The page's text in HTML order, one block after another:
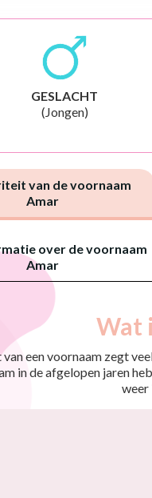
GESLACHT
(Jongen)
van de voornaam
Amar
over de voornaam
Amar
Wat
een voornaam zegt
in de afgelopen jaren
weer